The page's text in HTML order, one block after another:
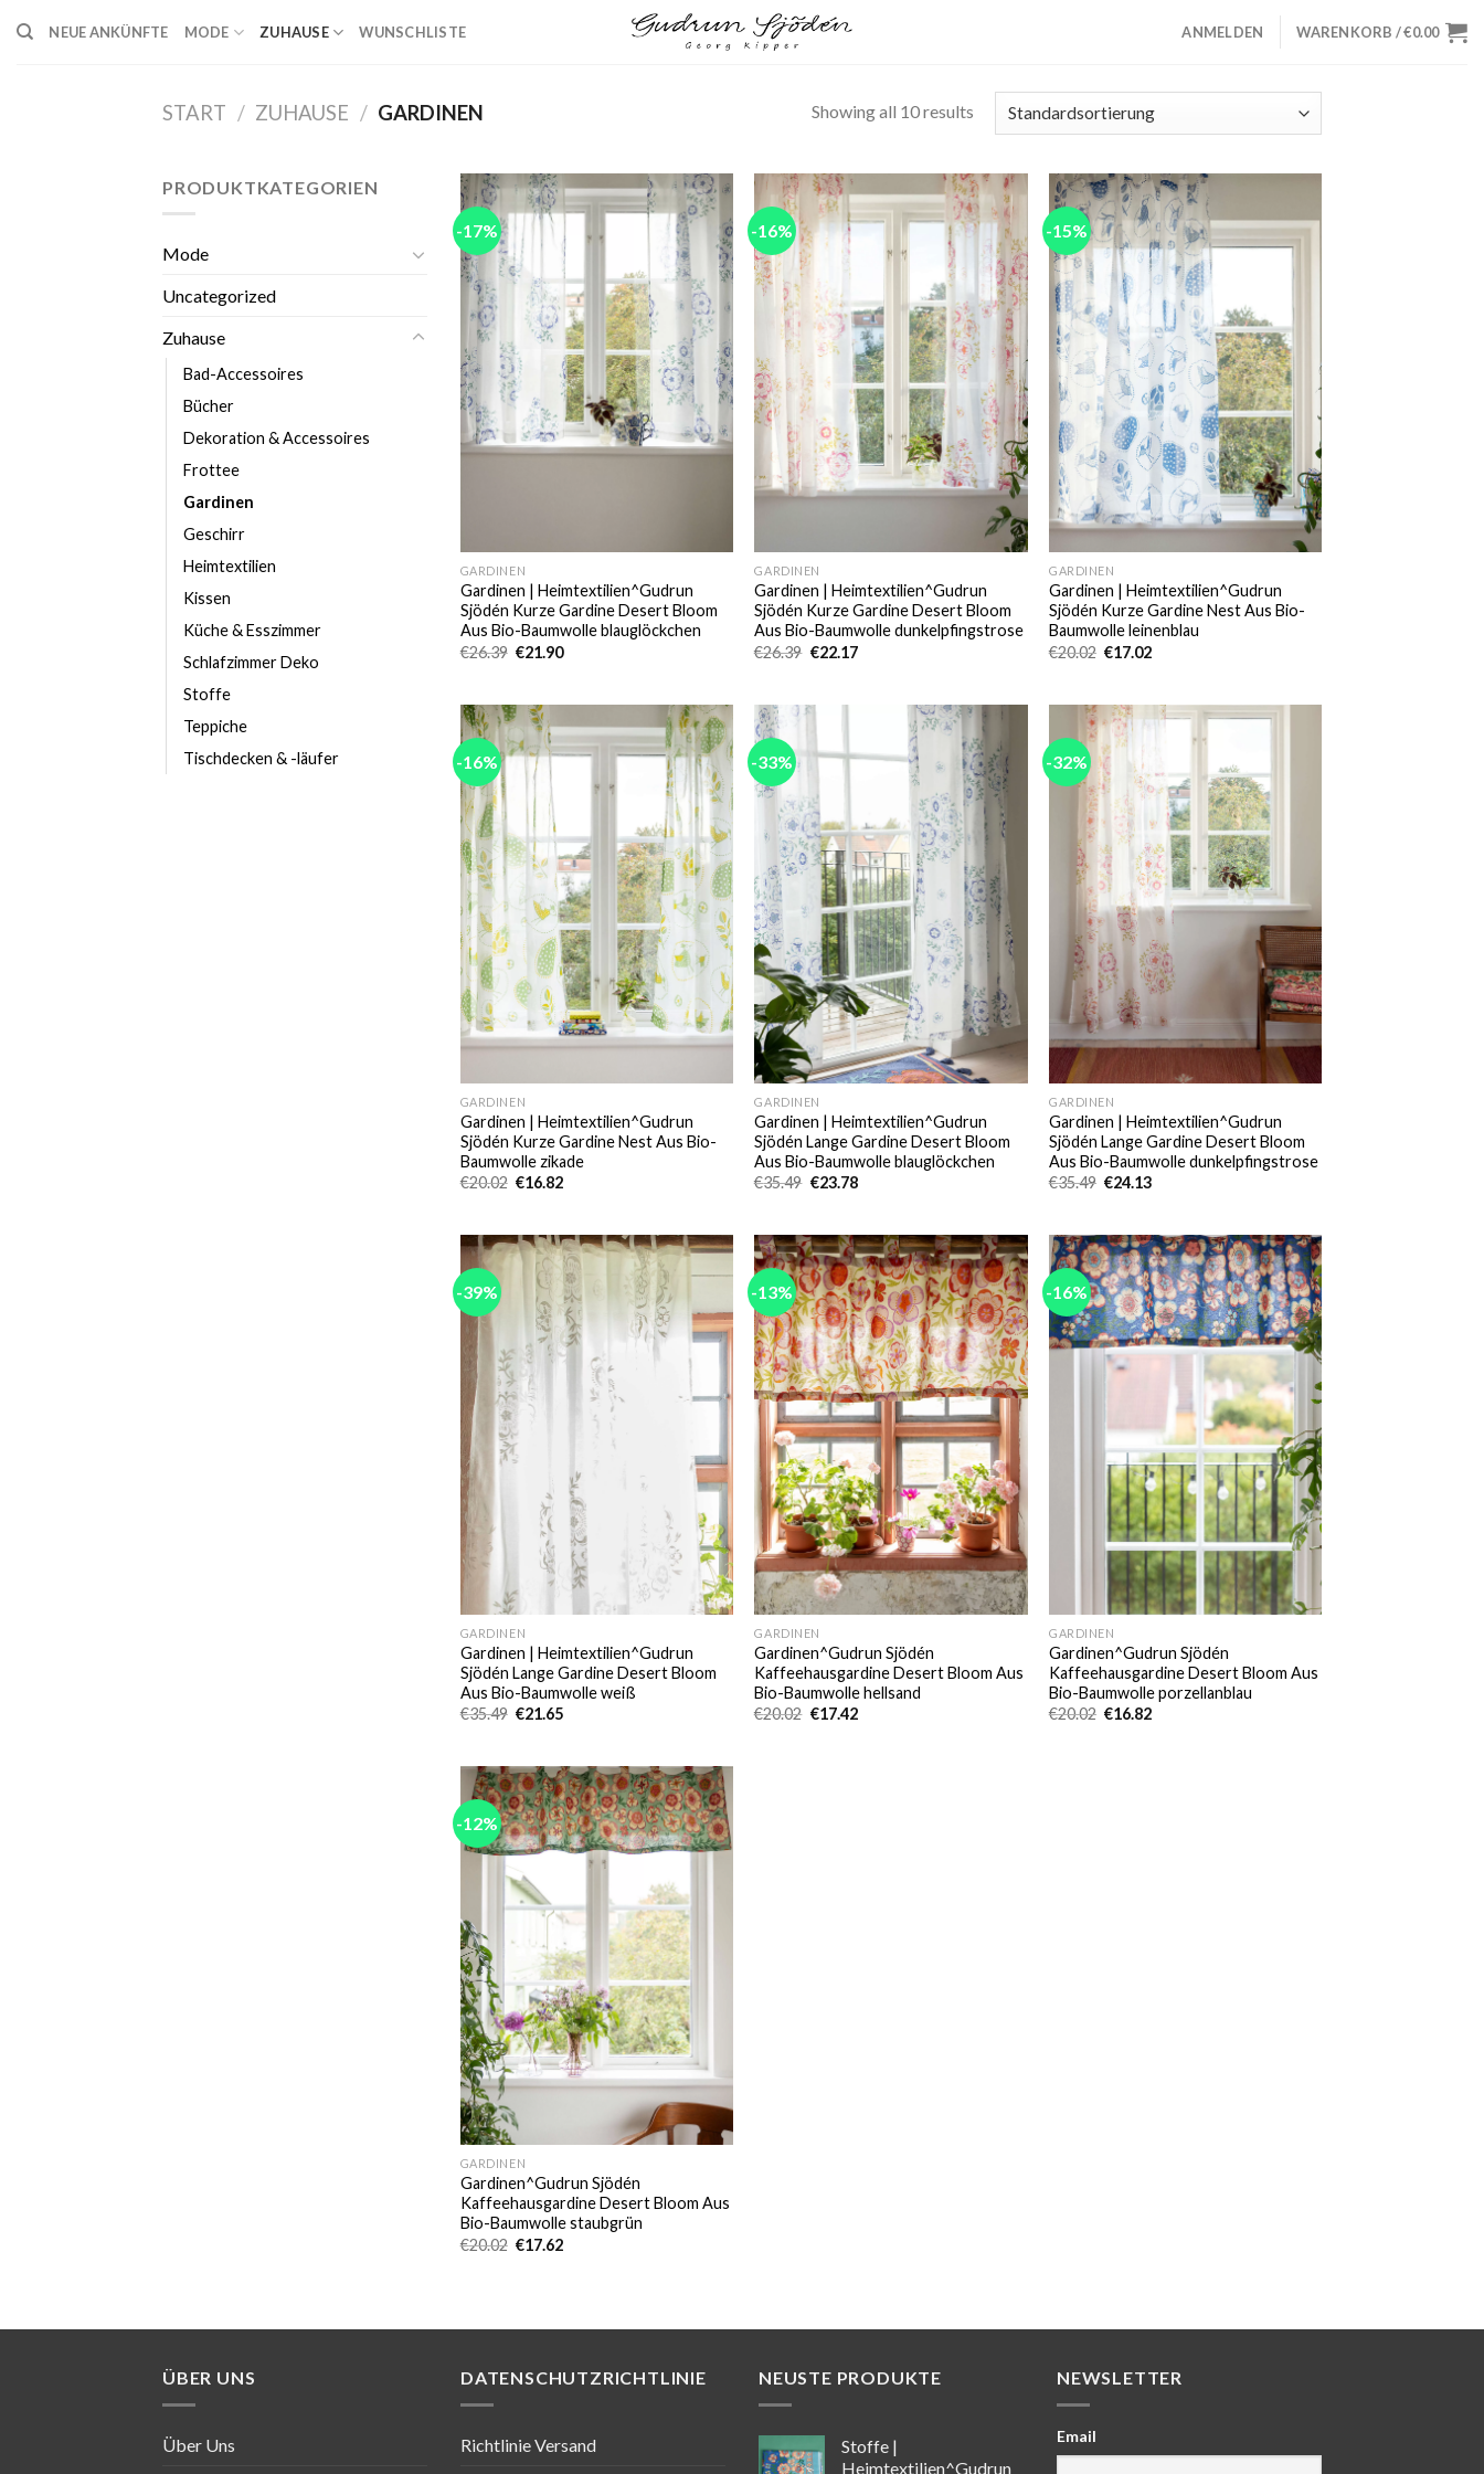
NEUE ANKÜNFTE MODE ZUHAUSE WUNSCHLISTE ANMELDEN WARENKORB /€0.00
START / ZUHAUSE / GARDINEN Showing all 10 results
PRODUKTKATEGORIEN
Mode
Uncategorized
Zuhause
Bad-Accessoires
Bücher
Dekoration & Accessoires
Frottee
Gardinen
Geschirr
Heimtextilien
Kissen
Küche & Esszimmer
Schlafzimmer Deko
Stoffe
Teppiche
Tischdecken & -läufer
-17%
Add to
wishlist
GARDINEN
Gardinen | Heimtextilien^Gudrun
Sjödén Kurze Gardine Desert Bloom
Aus Bio-Baumwolle blauglöckchen
€26.39 Ursprünglicher
€21.90Aktueller
-16%
Add to
wishlist
GARDINEN
Gardinen | Heimtextilien^Gudrun
Sjödén Kurze Gardine Desert Bloom
Aus Bio-Baumwolle dunkelpfingstrose
€26.39 Ursprünglicher
€22.17Aktueller
-15%
wishlist
GARDINEN
Gardinen | Heimtextilien^Gudrun
Sjödén Kurze Gardine Nest Aus Bio-
Baumwolle leinenblau
€20.02 Ursprünglicher
€17.02Aktueller
-16%
Add to
wishlist
GARDINEN
Gardinen | Heimtextilien^Gudrun
Sjödén Kurze Gardine Nest Aus Bio-
Baumwolle zikade
€20.02 Ursprünglicher
€16.82Aktueller
-33%
Add to
wishlist
GARDINEN
Gardinen | Heimtextilien^Gudrun
Sjödén Lange Gardine Desert Bloom
Aus Bio-Baumwolle blauglöckchen
€35.49 Ursprünglicher
€23.78Aktueller
-32%
wishlist
GARDINEN
Gardinen | Heimtextilien^Gudrun
Sjödén Lange Gardine Desert Bloom
Aus Bio-Baumwolle dunkelpfingstrose
€35.49 Ursprünglicher
€24.13Aktueller
-39%
wishlist
GARDINEN
Gardinen | Heimtextilien^Gudrun
Sjödén Lange Gardine Desert Bloom
Aus Bio-Baumwolle weiß
€35.49 Ursprünglicher
€21.65Aktueller
-13%
Add to
wishlist
GARDINEN
Gardinen^Gudrun Sjödén
Kaffeehausgardine Desert Bloom Aus
Bio-Baumwolle hellsand
€20.02 Ursprünglicher
€17.42Aktueller
-16%
Add to
wishlist
GARDINEN
Gardinen^Gudrun Sjödén
Kaffeehausgardine Desert Bloom Aus
Bio-Baumwolle porzellanblau
€20.02 Ursprünglicher
€16.82Aktueller
-12%
Add to
wishlist
GARDINEN
Gardinen^Gudrun Sjödén
Kaffeehausgardine Desert Bloom Aus
Bio-Baumwolle staubgrün
€20.02 Ursprünglicher
€17.62Aktueller
ÜBER UNS
Über Uns
DATENSCHUTZRICHTLINIE
Richtlinie Versand
NEUSTE PRODUKTE
Stoffe |
Heimtextilien^Gudrun
NEWSLETTER
Email